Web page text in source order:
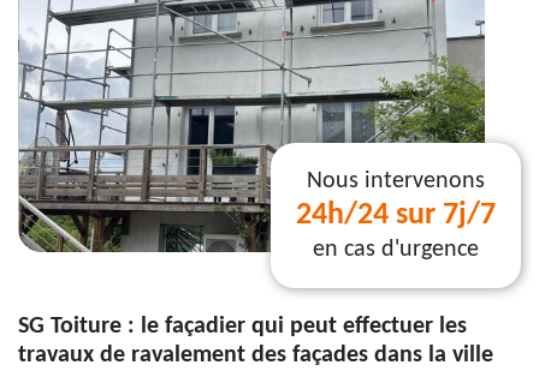
Nous intervenons
24h/24 sur 7j/7
en cas d'urgence
SG Toiture : le façadier qui peut effectuer les
travaux de ravalement des façades dans la ville